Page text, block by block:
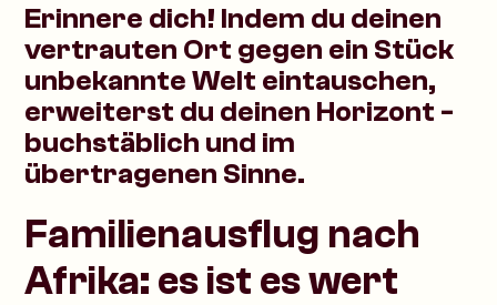
Erinnere dich! Indem du deinen
vertrauten Ort gegen ein Stück
unbekannte Welt eintauschen,
erweiterst du deinen Horizont -
buchstäblich und im
übertragenen Sinne.
Familienausflug nach
Afrika: es ist es wert